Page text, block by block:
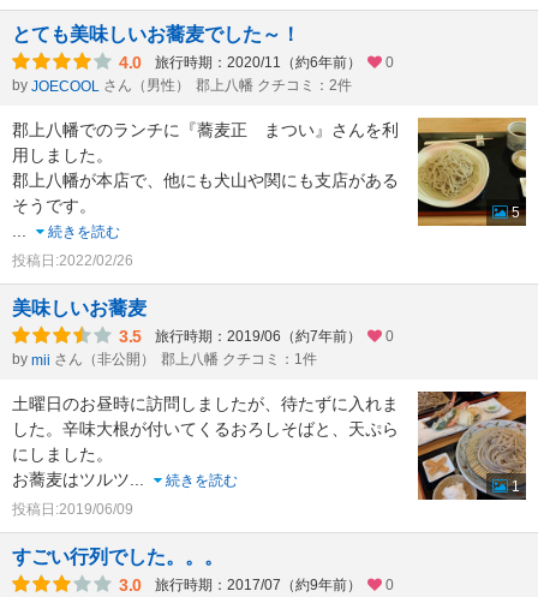
とても美味しいお蕎麦でした～！
4.0 旅行時期：2020/11（約6年前）
0
by JOECOOL さん（男性） 郡上八幡 クチコミ：2件
郡上八幡でのランチに『蕎麦正 まつい』さんを利
用しました。
郡上八幡が本店で、他にも犬山や関にも支店がある
そうです。
続きを読む
投稿日:2022/02/26
5
美味しいお蕎麦
3.5 旅行時期：2019/06（約7年前）
0
by mii さん（非公開） 郡上八幡 クチコミ：1件
土曜日のお昼時に訪問しましたが、待たずに入れま
した。辛味大根が付いてくるおろしそばと、天ぷら
にしました。
お蕎麦はツルツ
続きを読む
投稿日:2019/06/09
1
すごい行列でした。。。
3.0 旅行時期：2017/07（約9年前）
0